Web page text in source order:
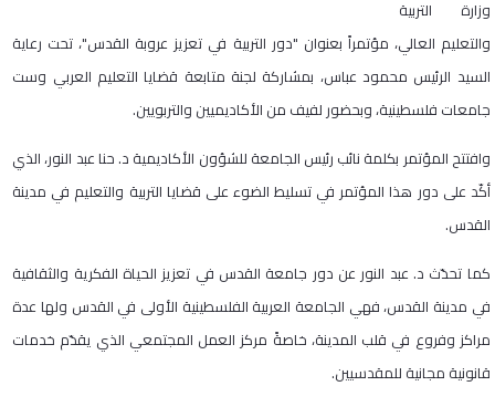
وزارة التربية
والتعليم العالي، مؤتمراً بعنوان "دور التربية في تعزيز عروبة القدس"، تحت رعاية
السيد الرئيس محمود عباس، بمشاركة لجنة متابعة قضايا التعليم العربي وست
جامعات فلسطينية، وبحضور لفيف من الأكاديميين والتربويين.
وافتتح المؤتمر بكلمة نائب رئيس الجامعة للشؤون الأكاديمية د. حنا عبد النور، الذي
أكّد على دور هذا المؤتمر في تسليط الضوء على قضايا التربية والتعليم في مدينة
القدس.
كما تحدّث د. عبد النور عن دور جامعة القدس في تعزيز الحياة الفكرية والثقافية
في مدينة القدس، فهي الجامعة العربية الفلسطينية الأولى في القدس ولها عدة
مراكز وفروع في قلب المدينة، خاصةً مركز العمل المجتمعي الذي يقدّم خدمات
قانونية مجانية للمقدسيين.